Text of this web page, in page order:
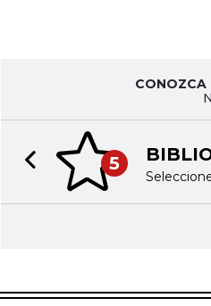
CONOZCA
5
Previous slide